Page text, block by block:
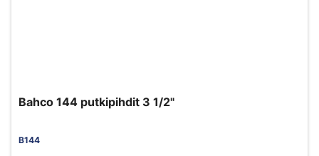
Bahco 144 putkipihdit 3 1/2"
B144